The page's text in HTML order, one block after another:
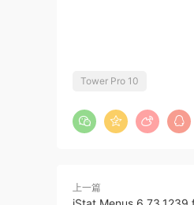
Tower Pro 10
上一篇